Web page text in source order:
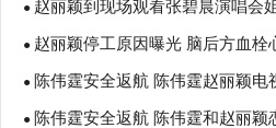
● 赵丽颖到现场观看张碧晨演唱会
● 赵丽颖停工原因曝光 脑后方血栓
● 陈伟霆安全返航 陈伟霆赵丽颖电
● 陈伟霆安全返航 陈伟霆和赵丽颖